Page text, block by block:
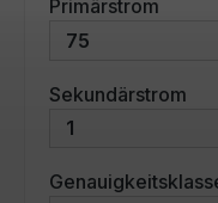
Primärstrom
Sekundärstrom